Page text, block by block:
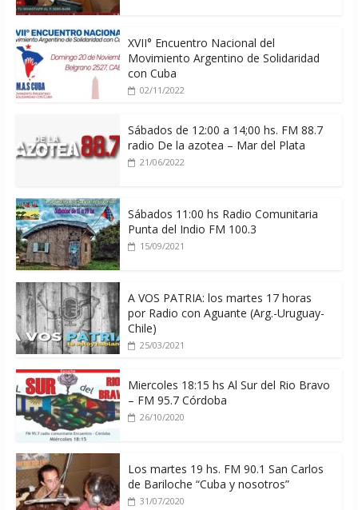
XVII° Encuentro Nacional del
Movimiento Argentino de Solidaridad
con Cuba
02/11/2022
Sábados de 12:00 a 14;00 hs. FM 88.7
radio De la azotea – Mar del Plata
21/06/2022
Sábados 11:00 hs Radio Comunitaria
Punta del Indio FM 100.3
15/09/2021
A VOS PATRIA: los martes 17 horas
por Radio con Aguante (Arg.-Uruguay-
Chile)
25/03/2021
Miercoles 18:15 hs Al Sur del Rio Bravo
– FM 95.7 Córdoba
26/10/2020
Los martes 19 hs. FM 90.1 San Carlos
de Bariloche “Cuba y nosotros”
31/07/2020